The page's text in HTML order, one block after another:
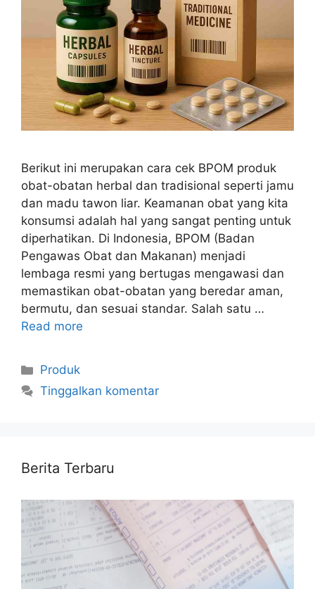
Berikut ini merupakan cara cek BPOM produk
obat-obatan herbal dan tradisional seperti jamu
dan madu tawon liar. Keamanan obat yang kita
konsumsi adalah hal yang sangat penting untuk
diperhatikan. Di Indonesia, BPOM (Badan
Pengawas Obat dan Makanan) menjadi
lembaga resmi yang bertugas mengawasi dan
memastikan obat-obatan yang beredar aman,
bermutu, dan sesuai standar. Salah satu …
Read more
Kategori
Produk
Tinggalkan komentar
Berita Terbaru